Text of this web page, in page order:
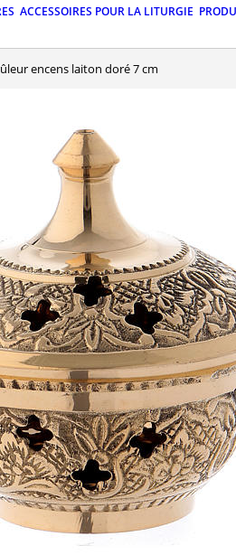
ACCESSOIRES POUR LA LITURGIE
encens laiton doré 7 cm